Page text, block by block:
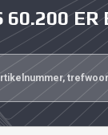
60.200 ER